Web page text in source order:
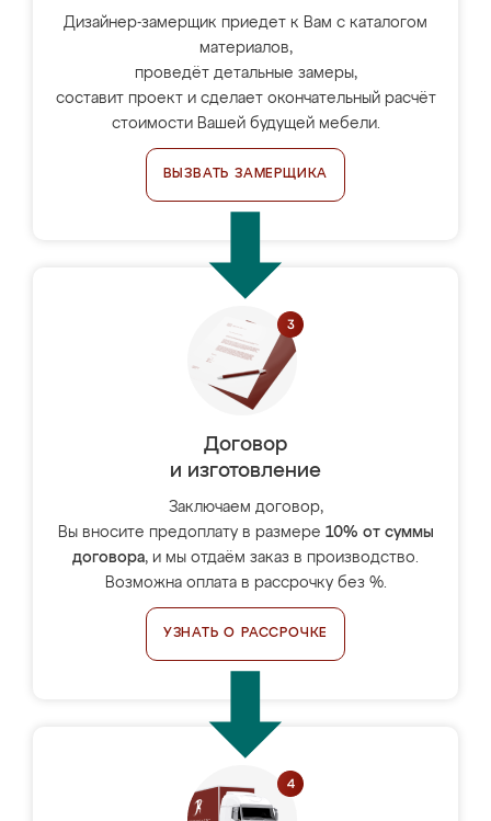
Дизайнер-замерщик приедет к Вам с каталогом
материалов,
проведёт детальные замеры,
составит проект и сделает окончательный расчёт
стоимости Вашей будущей мебели.
ВЫЗВАТЬ ЗАМЕРЩИКА
Договор
и изготовление
Заключаем договор,
Вы вносите предоплату в размере 10% от суммы
договора, и мы отдаём заказ в производство.
Возможна оплата в рассрочку без %.
УЗНАТЬ О РАССРОЧКЕ